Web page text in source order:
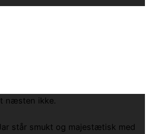
næsten ikke.
står smukt og majestætisk med